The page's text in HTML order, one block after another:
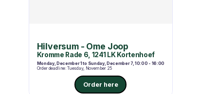
Hilversum - Ome Joop
Kromme Rade 6, 1241 LK Kortenhoef
Monday, December 1 to Sunday, December 7, 10:00 - 16:00
Order deadline: Tuesday, November 25
Order here